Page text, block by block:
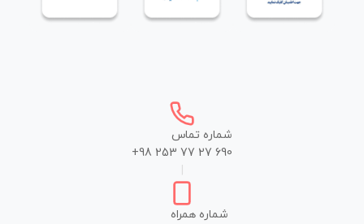
شماره تماس
+98 253 77 27 690
شماره همراه